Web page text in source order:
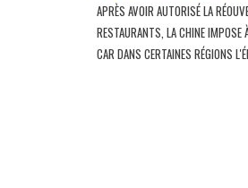
APRÈS AVOIR AUTORISÉ LA
RESTAURANTS, LA CHINE IMPOSE
CAR DANS CERTAINES RÉGIONS